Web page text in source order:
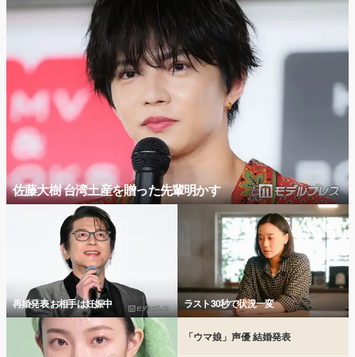
佐藤大樹 台湾土産を贈った先輩明かす
再婚発表 お相手は妊娠中 ラスト30秒で状況一変
「ウマ娘」声優 結婚発表